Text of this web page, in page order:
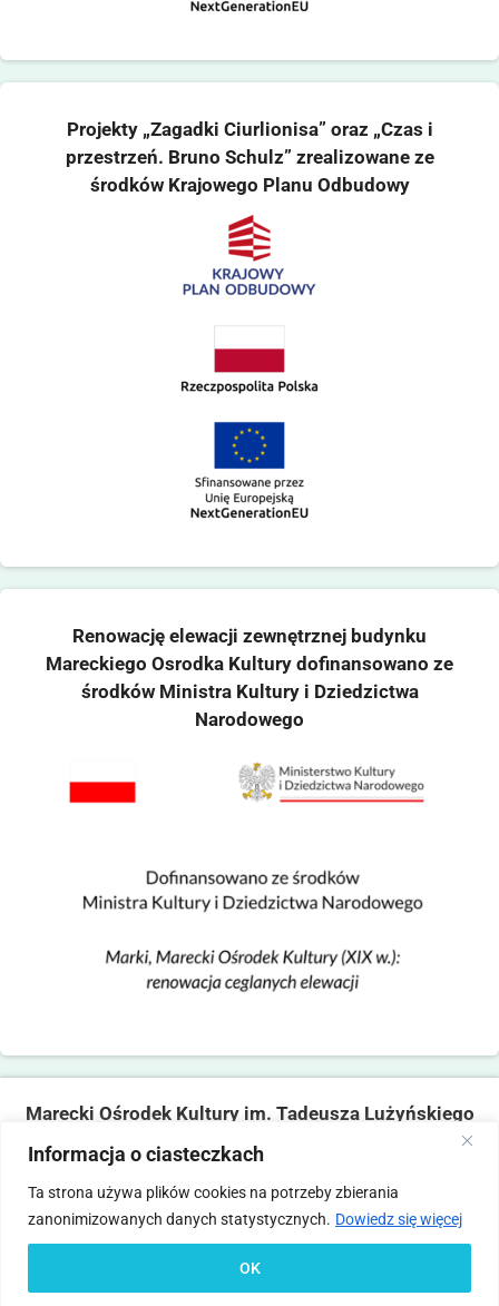
Informacja o ciasteczkach
Ta strona używa plików cookies na potrzeby zbierania
zanonimizowanych danych statystycznych. Dowiedz się więcej
OK
Projekty „Zagadki Ciurlionisa” oraz „Czas i
przestrzeń. Bruno Schulz” zrealizowane ze
środków Krajowego Planu Odbudowy
Renowację elewacji zewnętrznej budynku
Mareckiego Osrodka Kultury dofinansowano ze
środków Ministra Kultury i Dziedzictwa
Narodowego
Marecki Ośrodek Kultury im. Tadeusza Lużyńskiego
ul. Fabryczna 2, 05-270 Marki
tel. 22 781 14 06,mokmarki@mokmarki.pl
Statut
Pliki
Polityka
prywatności
Deklaracja
Standardy Ochrony